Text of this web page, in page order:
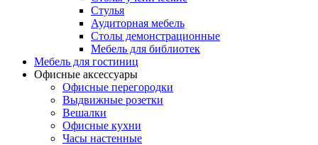
Стулья
Аудиторная мебель
Столы демонстрационные
Мебель для библиотек
Мебель для гостиниц
Офисные аксессуары
Офисные перегородки
Выдвижные розетки
Вешалки
Офисные кухни
Часы настенные